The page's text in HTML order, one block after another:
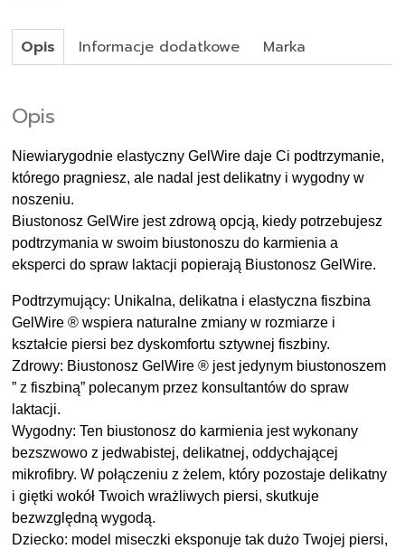
Opis Informacje dodatkowe Marka
Opis
Niewiarygodnie elastyczny GelWire daje Ci podtrzymanie,
którego pragniesz, ale nadal jest delikatny i wygodny w
noszeniu.
Biustonosz GelWire jest zdrową opcją, kiedy potrzebujesz
podtrzymania w swoim biustonoszu do karmienia a
eksperci do spraw laktacji popierają Biustonosz GelWire.
Podtrzymujący: Unikalna, delikatna i elastyczna fiszbina
GelWire ® wspiera naturalne zmiany w rozmiarze i
kształcie piersi bez dyskomfortu sztywnej fiszbiny.
Zdrowy: Biustonosz GelWire ® jest jedynym biustonoszem
” z fiszbiną” polecanym przez konsultantów do spraw
laktacji.
Wygodny: Ten biustonosz do karmienia jest wykonany
bezszwowo z jedwabistej, delikatnej, oddychającej
mikrofibry. W połączeniu z żelem, który pozostaje delikatny
i giętki wokół Twoich wrażliwych piersi, skutkuje
bezwzględną wygodą.
Dziecko: model miseczki eksponuje tak dużo Twojej piersi,